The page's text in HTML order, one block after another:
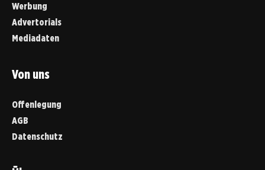
Werbung
Advertorials
Mediadaten
Von uns
Offenlegung
AGB
Datenschutz